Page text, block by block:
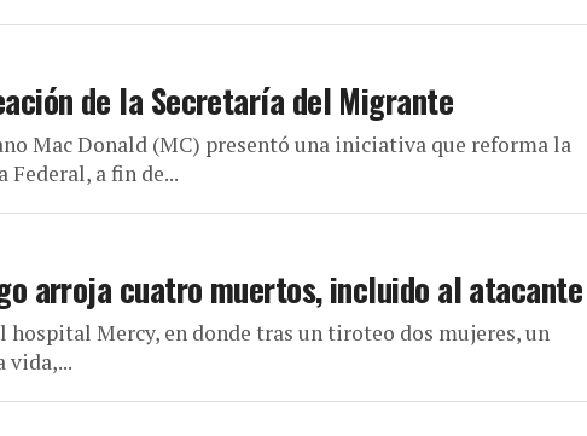
de la Secretaría del Migrante
Mac Donald (MC) presentó una iniciativa que reforma la
a fin de...
arroja cuatro muertos, incluido al atacante
Mercy, en donde tras un tiroteo dos mujeres, un
vida,...